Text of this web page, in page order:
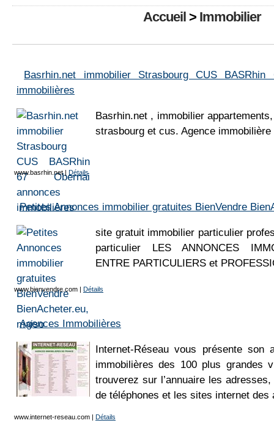
Accueil> Immobilier
Basrhin.net immobilier Strasbourg CUS BASRhin
immobilières
Basrhin.net , immobilier
strasbourg et cus. Agence immobilière
www.basrhin.net| Détails
Petites Annonces immobilier gratuites BienVendre
site gratuit immobilier particulier
particulier LES ANNONCES
ENTRE PARTICULIERS et
www.bienvendre.com | Détails
Agences Immobilières
Internet-Réseau vous présente son
immobilières des 100 plus grandes
trouverez sur l’annuaire les
de téléphones et les sites internet des
www.internet-reseau.com | Détails